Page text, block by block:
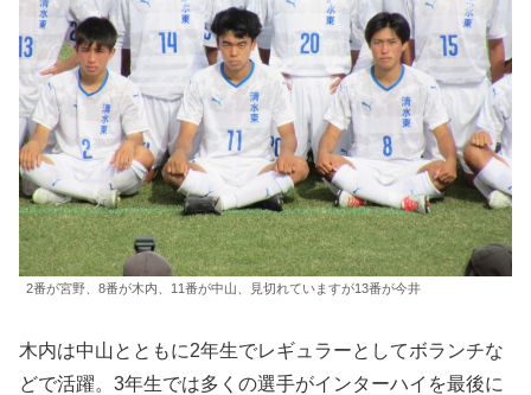
2番が宮野、8番が木内、11番が中山、見切れていますが13番が今井
木内は中山とともに2年生でレギュラーとしてボランチな
どで活躍。3年生では多くの選手がインターハイを最後に